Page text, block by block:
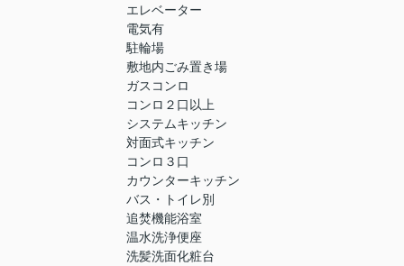
エレベーター
電気有
駐輪場
敷地内ごみ置き場
ガスコンロ
コンロ２口以上
システムキッチン
対面式キッチン
コンロ３口
カウンターキッチン
バス・トイレ別
追焚機能浴室
温水洗浄便座
洗髪洗面化粧台